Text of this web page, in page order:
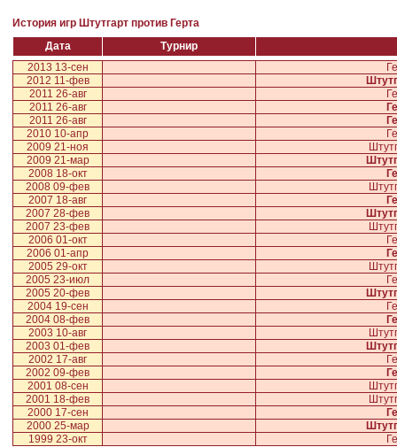
История игр Штутгарт против Герта
Дата
Турнир
2013 13-сен
2012 11-фев
2011 26-авг
2011 26-авг
2011 26-авг
2010 10-апр
2009 21-ноя
2009 21-мар
2008 18-окт
2008 09-фев
2007 18-авг
2007 28-фев
2007 23-фев
2006 01-окт
2006 01-апр
2005 29-окт
2005 23-июл
2005 20-фев
2004 19-сен
2004 08-фев
2003 10-авг
2003 01-фев
2002 17-авг
2002 09-фев
2001 08-сен
2001 18-фев
2000 17-сен
2000 25-мар
1999 23-окт